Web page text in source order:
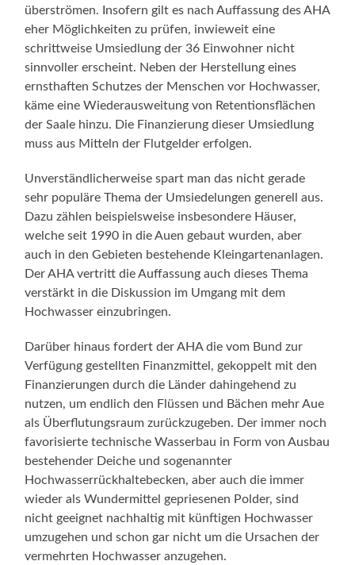
überströmen. Insofern gilt es nach Auffassung des AHA
eher Möglichkeiten zu prüfen, inwieweit eine
schrittweise Umsiedlung der 36 Einwohner nicht
sinnvoller erscheint. Neben der Herstellung eines
ernsthaften Schutzes der Menschen vor Hochwasser,
käme eine Wiederausweitung von Retentionsflächen
der Saale hinzu. Die Finanzierung dieser Umsiedlung
muss aus Mitteln der Flutgelder erfolgen.
Unverständlicherweise spart man das nicht gerade
sehr populäre Thema der Umsiedelungen generell aus.
Dazu zählen beispielsweise insbesondere Häuser,
welche seit 1990 in die Auen gebaut wurden, aber
auch in den Gebieten bestehende Kleingartenanlagen.
Der AHA vertritt die Auffassung auch dieses Thema
verstärkt in die Diskussion im Umgang mit dem
Hochwasser einzubringen.
Darüber hinaus fordert der AHA die vom Bund zur
Verfügung gestellten Finanzmittel, gekoppelt mit den
Finanzierungen durch die Länder dahingehend zu
nutzen, um endlich den Flüssen und Bächen mehr Aue
als Überflutungsraum zurückzugeben. Der immer noch
favorisierte technische Wasserbau in Form von Ausbau
bestehender Deiche und sogenannter
Hochwasserrückhaltebecken, aber auch die immer
wieder als Wundermittel gepriesenen Polder, sind
nicht geeignet nachhaltig mit künftigen Hochwasser
umzugehen und schon gar nicht um die Ursachen der
vermehrten Hochwasser anzugehen.